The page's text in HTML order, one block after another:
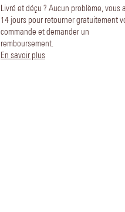
Livré et déçu ? Aucun problème, vous
14 jours pour retourner gratuitement
commande et demander un
remboursement.
En savoir plus